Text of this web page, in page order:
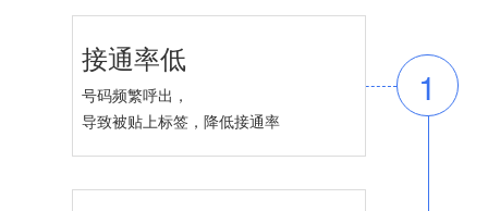
接通率低
号码频繁呼出，
导致被贴上标签，降低接通率
1